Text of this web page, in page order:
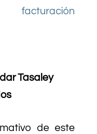
Tasaley
de este